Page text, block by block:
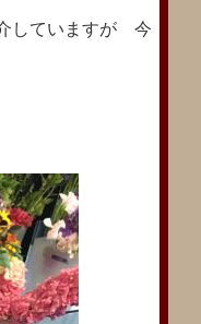
していますが 今